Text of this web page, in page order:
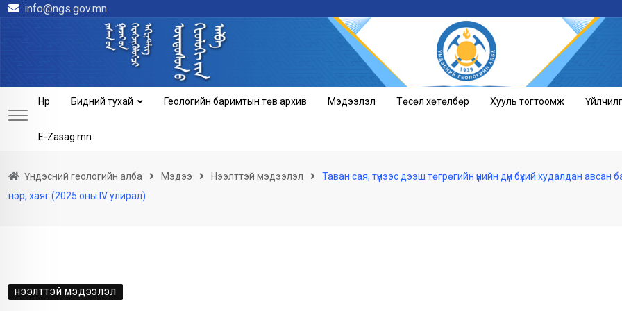
Skip info@ngs.gov.mn
Нүүр Бидний тухай Геологийн баримтын төв архив Мэдээлэл Төсөл хөтөлбөр Хууль тогтоомж
E-Zasag.mn
Үндэсний геологийн алба Мэдээ Нээлттэй мэдээлэл
Таван сая, түүнээс дээш төгрөгийн үнийн дүн бүхий худалдан
нэр, хаяг (2025 оны IV улирал)
НЭЭЛТТЭЙ МЭДЭЭЛЭЛ